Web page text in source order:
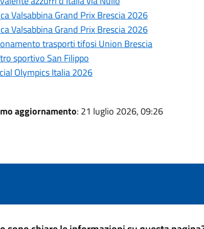
Valsabbina Grand Prix Brescia 2026
Valsabbina Grand Prix Brescia 2026
trasporti tifosi Union Brescia
sportivo San Filippo
Olympics Italia 2026
aggiornamento: 21 luglio 2026, 09:26